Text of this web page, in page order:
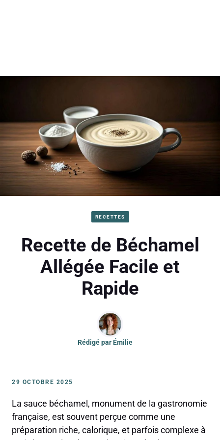
RECETTES
Recette de Béchamel
Allégée Facile et
Rapide
Rédigé par Émilie
29 OCTOBRE 2025
La sauce béchamel, monument de la gastronomie
française, est souvent perçue comme une
préparation riche, calorique, et parfois complexe à